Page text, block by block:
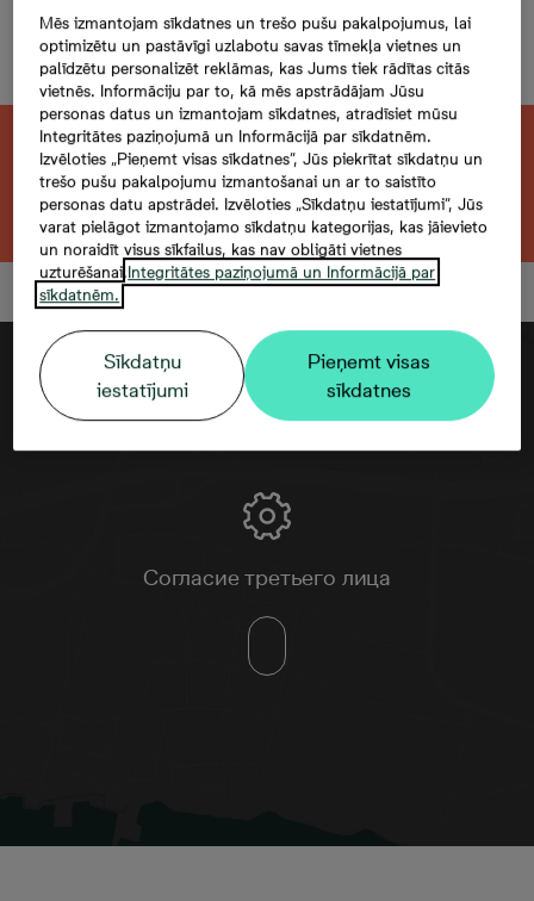
Evalda Valtera 44C-02,
3 комнаты, 61,6 м²
Эта квартира продана. Ищете похожую?
Открыть фильтр
Согласие третьего лица
Mēs izmantojam sīkdatnes un trešo pušu pakalpojumus, lai
optimizētu un pastāvīgi uzlabotu savas tīmekļa vietnes un
palīdzētu personalizēt reklāmas, kas Jums tiek rādītas citās
vietnēs. Informāciju par to, kā mēs apstrādājam Jūsu
personas datus un izmantojam sīkdatnes, atradīsiet mūsu
Integritātes paziņojumā un Informācijā par sīkdatnēm.
Izvēloties „Pieņemt visas sīkdatnes”, Jūs piekrītat sīkdatņu un
trešo pušu pakalpojumu izmantošanai un ar to saistīto
personas datu apstrādei. Izvēloties „Sīkdatņu iestatījumi”, Jūs
varat pielāgot izmantojamo sīkdatņu kategorijas, kas jāievieto
un noraidīt visus sīkfailus, kas nav obligāti vietnes
uzturēšanai.Integritātes paziņojumā un Informācijā par
sīkdatnēm.
Sīkdatņu
iestatījumi
Pieņemt visas
sīkdatnes